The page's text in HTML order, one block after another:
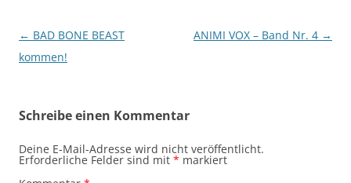
Beitragsnavigation
← BAD BONE BEAST
kommen!
ANIMI VOX – Band Nr. 4 →
Schreibe einen Kommentar
Deine E-Mail-Adresse wird nicht veröffentlicht.
Erforderliche Felder sind mit * markiert